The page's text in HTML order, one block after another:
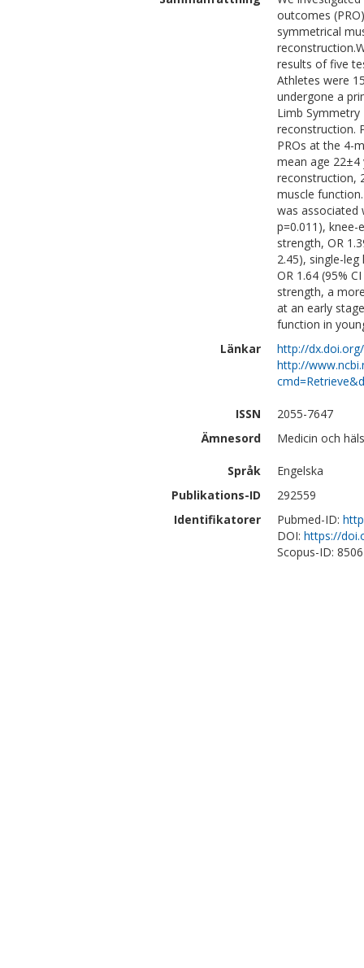
outcomes
symmetrical
results of five
Athletes were
undergone a
Limb
reconstruction.
PROs at the 4-
mean age 22±4
reconstruction,
muscle
was associated
p=0.011), knee-
strength, OR
2.45), single-
OR 1.64 (95%
strength, a
at an early
function in
Länkar
http://
http://
ISSN
2055-7647
Ämnesord
Medicin och
Språk
Engelska
Publikations-ID
292559
Identifikatorer
Pubmed-ID:
DOI: https://
Scopus-ID: